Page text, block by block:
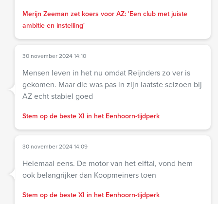
Merijn Zeeman zet koers voor AZ: 'Een club met juiste
ambitie en instelling'
30 november 2024 14:10
Mensen leven in het nu omdat Reijnders zo ver is
gekomen. Maar die was pas in zijn laatste seizoen bij
AZ echt stabiel goed
Stem op de beste XI in het Eenhoorn-tijdperk
30 november 2024 14:09
Helemaal eens. De motor van het elftal, vond hem
ook belangrijker dan Koopmeiners toen
Stem op de beste XI in het Eenhoorn-tijdperk